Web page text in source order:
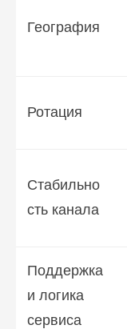
География
Ротация
Стабильно
сть канала
Поддержка
и логика
сервиса